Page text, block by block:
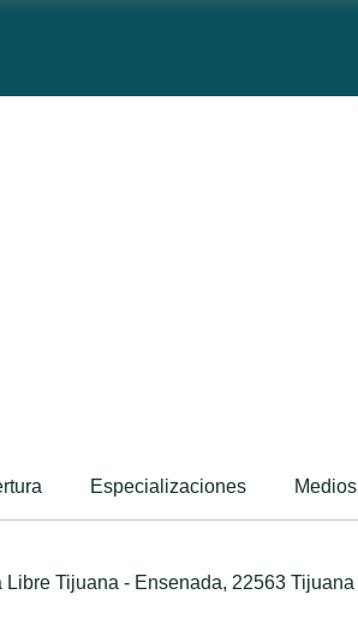
Especializaciones Medios
Tijuana - Ensenada, 22563 Tijuana